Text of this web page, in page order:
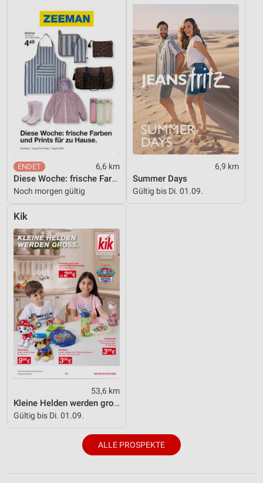
6,6 km
Diese Woche: frische Farben und Prints für zu Hause.
Noch morgen gültig
6,9 km
Summer Days
Gültig bis Di. 01.09.
Kik
53,6 km
Kleine Helden werden gross
Gültig bis Di. 01.09.
ALLE PROSPEKTE
Messung der Werbeleistung
Messung der Performance von Inhalten
Analyse von Zielgruppen durch Statistiken oder
Kombinationen von Daten aus verschiedenen
Quellen
Entwicklung und Verbesserung der Angebote
Verwendung reduzierter Daten zur Auswahl von
Inhalten
IAB-Besonderheiten:
Verwendung genauer Standortdaten
Informationen identifizieren
Nicht-IAB-Verarbeitungszwecke:
Notwendig
Performance
Funktional
Werbung